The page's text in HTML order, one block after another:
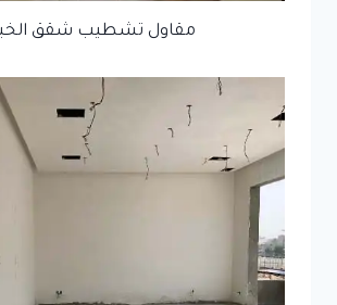
مقاول تشطيب شقق